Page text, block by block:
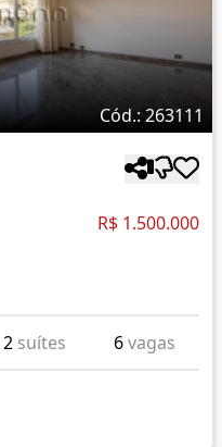
Cód.: 263111
R$ 1.500.000
2 suítes 6vagas